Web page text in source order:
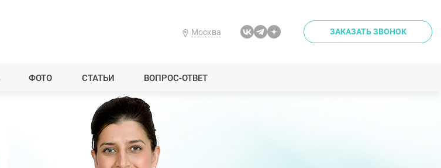
Москва ЗАКАЗАТЬ ЗВОНОК
ФОТО СТАТЬИ ВОПРОС-ОТВЕТ